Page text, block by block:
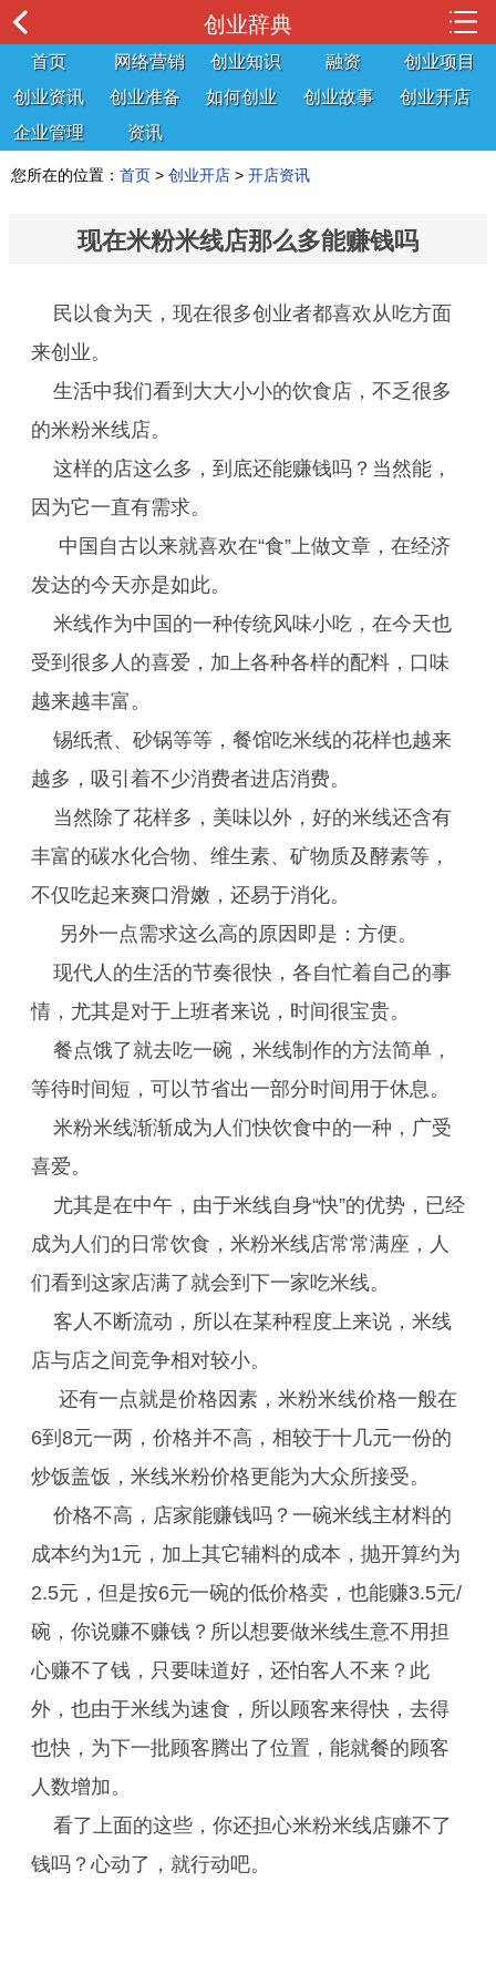
创业辞典
首页 网络营销 创业知识 融资
创业项目
创业资讯
创业准备 如何创业 创业故事
创业开店
企业管理
资讯
您所在的位置： 首页 > 创业开店 > 开店资讯
现在米粉米线店那么多能赚钱吗
民以食为天，现在很多创业者都喜欢从吃方面
来创业。
生活中我们看到大大小小的饮食店，不乏很多
的米粉米线店。
这样的店这么多，到底还能赚钱吗？当然能，
因为它一直有需求。
中国自古以来就喜欢在“食”上做文章，在经济
发达的今天亦是如此。
米线作为中国的一种传统风味小吃，在今天也
受到很多人的喜爱，加上各种各样的配料，口味
越来越丰富。
锡纸煮、砂锅等等，餐馆吃米线的花样也越来
越多，吸引着不少消费者进店消费。
当然除了花样多，美味以外，好的米线还含有
丰富的碳水化合物、维生素、矿物质及酵素等，
不仅吃起来爽口滑嫩，还易于消化。
另外一点需求这么高的原因即是：方便。
现代人的生活的节奏很快，各自忙着自己的事
情，尤其是对于上班者来说，时间很宝贵。
餐点饿了就去吃一碗，米线制作的方法简单，
等待时间短，可以节省出一部分时间用于休息。
米粉米线渐渐成为人们快饮食中的一种，广受
喜爱。
尤其是在中午，由于米线自身“快”的优势，已经
成为人们的日常饮食，米粉米线店常常满座，人
们看到这家店满了就会到下一家吃米线。
客人不断流动，所以在某种程度上来说，米线
店与店之间竞争相对较小。
还有一点就是价格因素，米粉米线价格一般在
6到8元一两，价格并不高，相较于十几元一份的
炒饭盖饭，米线米粉价格更能为大众所接受。
价格不高，店家能赚钱吗？一碗米线主材料的
成本约为1元，加上其它辅料的成本，抛开算约为
2.5元，但是按6元一碗的低价格卖，也能赚3.5元/
碗，你说赚不赚钱？所以想要做米线生意不用担
心赚不了钱，只要味道好，还怕客人不来？此
外，也由于米线为速食，所以顾客来得快，去得
也快，为下一批顾客腾出了位置，能就餐的顾客
人数增加。
看了上面的这些，你还担心米粉米线店赚不了
钱吗？心动了，就行动吧。